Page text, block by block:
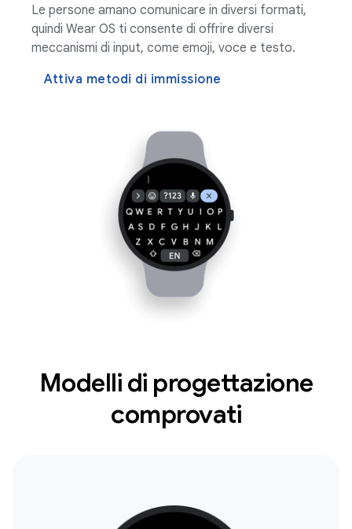
Le persone amano comunicare in diversi formati,
quindi Wear OS ti consente di offrire diversi
meccanismi di input, come emoji, voce e testo.
Attiva metodi di immissione
Modelli di progettazione
comprovati